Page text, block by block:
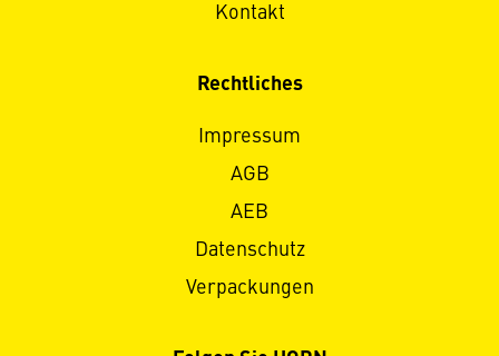
Kontakt
Rechtliches
Impressum
AGB
AEB
Datenschutz
Verpackungen